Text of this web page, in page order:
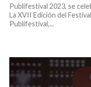
Publifestival 2023, se
La XVII Edición del
Publifestival,...